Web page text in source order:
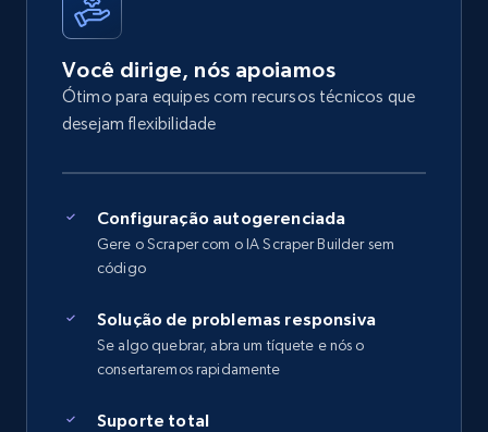
Você dirige, nós apoiamos
Ótimo para equipes com recursos técnicos que
desejam flexibilidade
Configuração autogerenciada
Gere o Scraper com o IA Scraper Builder sem
código
Solução de problemas responsiva
Se algo quebrar, abra um tíquete e nós o
consertaremos rapidamente
Suporte total